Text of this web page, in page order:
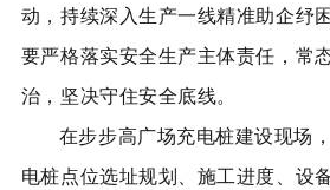
动，持续深入生产一线精准助企纾
要严格落实安全生产主体责任，常
治，坚决守住安全底线。
在步步高广场充电桩建设现场
电桩点位选址规划、施工进度、设